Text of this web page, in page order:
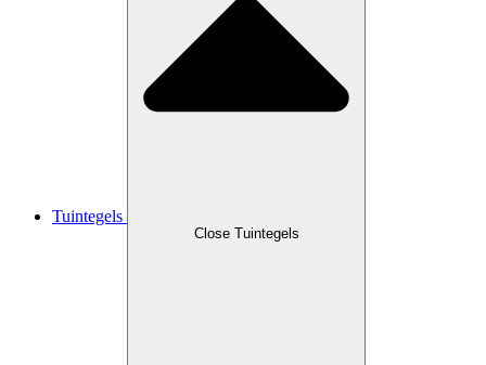
Tuintegels
Close Tuintegels